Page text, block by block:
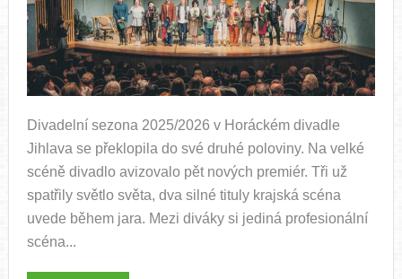
Divadelní sezona 2025/2026 v Horáckém divadle
Jihlava se překlopila do své druhé poloviny. Na velké
scéně divadlo avizovalo pět nových premiér. Tři už
spatřily světlo světa, dva silné tituly krajská scéna
uvede během jara. Mezi diváky si jediná profesionální
scéna...